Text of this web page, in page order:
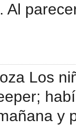
Al
Los
y